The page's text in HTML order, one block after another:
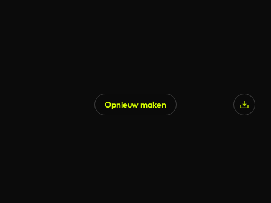
Opnieuw maken